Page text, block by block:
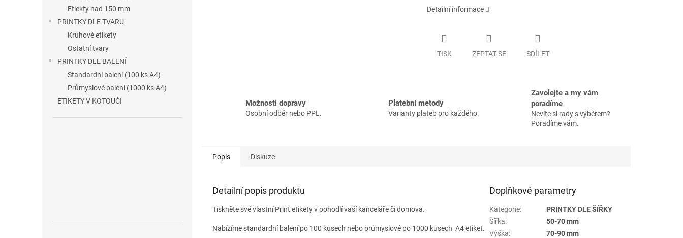
Etiekty nad 150 mm
PRINTKY DLE TVARU
Kruhové etikety
Ostatní tvary
PRINTKY DLE BALENÍ
Standardní balení (100 ks A4)
Průmyslové balení (1000 ks A4)
ETIKETY V KOTOUČI
Detailní informace
TISK ZEPTAT SE SDÍLET
Možnosti dopravy
Osobní odběr nebo PPL.
Platební metody
Varianty plateb pro každého.
Zavolejte a my vám
poradíme
Nevíte si rady s výběrem?
Poradíme vám.
Popis Diskuze
Detailní popis produktu
Tiskněte své vlastní Print etikety v pohodlí vaší kanceláře či domova.
Nabízíme standardní balení po 100 kusech nebo průmyslové po 1000 kusech A4 etiket.
Doplňkové parametry
Kategorie:
PRINTKY DLE ŠÍŘKY
Šířka:
50-70 mm
Výška:
70-90 mm